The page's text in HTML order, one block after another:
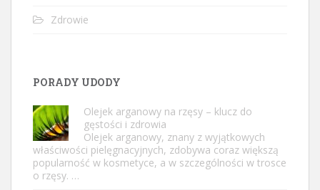
Zdrowie
PORADY UDODY
Olejek arganowy na rzęsy – klucz do
gęstości i zdrowia
Olejek arganowy, znany z wyjątkowych
właściwości pielęgnacyjnych, zdobywa coraz większą
popularność w kosmetyce, a w szczególności w trosce
o rzęsy. …